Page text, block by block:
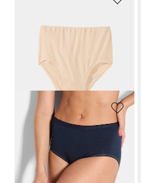
Lot de 2 slips montants
SPEIDEL
Slip taille haute aspect rayé
11,97 €
19,95 €
Meilleur prix sur 30 jours** : 13,97 €